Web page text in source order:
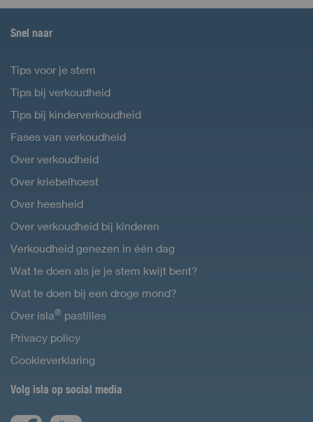
Snel naar
Tips voor je stem
Tips bij verkoudheid
Tips bij kinderverkoudheid
Fases van verkoudheid
Over verkoudheid
Over kriebelhoest
Over heesheid
Over verkoudheid bij kinderen
Verkoudheid genezen in één dag
Wat te doen als je je stem kwijt bent?
Wat te doen bij een droge mond?
Over isla® pastilles
Privacy policy
Cookieverklaring
Volg isla op social media